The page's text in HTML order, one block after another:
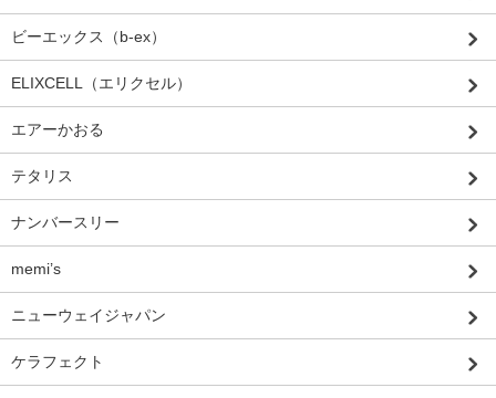
ビーエックス（b-ex）
ELIXCELL（エリクセル）
エアーかおる
テタリス
ナンバースリー
memi’s
ニューウェイジャパン
ケラフェクト